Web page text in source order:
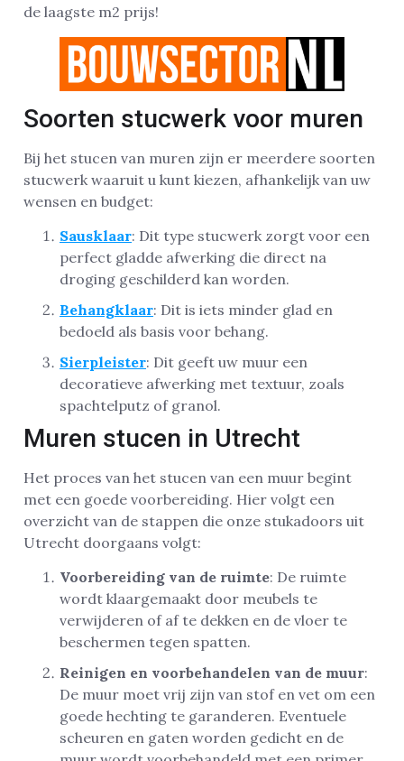
de laagste m2 prijs!
Soorten stucwerk voor muren
Bij het stucen van muren zijn er meerdere soorten
stucwerk waaruit u kunt kiezen, afhankelijk van uw
wensen en budget:
Sausklaar: Dit type stucwerk zorgt voor een
perfect gladde afwerking die direct na
droging geschilderd kan worden.
Behangklaar: Dit is iets minder glad en
bedoeld als basis voor behang.
Sierpleister: Dit geeft uw muur een
decoratieve afwerking met textuur, zoals
spachtelputz of granol.
Muren stucen in Utrecht
Het proces van het stucen van een muur begint
met een goede voorbereiding. Hier volgt een
overzicht van de stappen die onze stukadoors uit
Utrecht doorgaans volgt:
Voorbereiding van de ruimte: De ruimte
wordt klaargemaakt door meubels te
verwijderen of af te dekken en de vloer te
beschermen tegen spatten.
Reinigen en voorbehandelen van de muur:
De muur moet vrij zijn van stof en vet om een
goede hechting te garanderen. Eventuele
scheuren en gaten worden gedicht en de